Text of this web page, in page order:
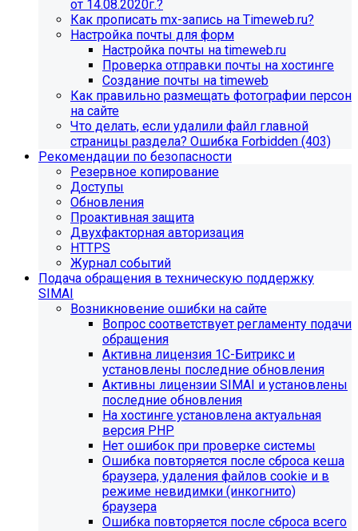
от 14.08.2020г.?
Как прописать mx-запись на Timeweb.ru?
Настройка почты для форм
Настройка почты на timeweb.ru
Проверка отправки почты на хостинге
Создание почты на timeweb
Как правильно размещать фотографии персон
на сайте
Что делать, если удалили файл главной
страницы раздела? Ошибка Forbidden (403)
Рекомендации по безопасности
Резервное копирование
Доступы
Обновления
Проактивная защита
Двухфакторная авторизация
HTTPS
Журнал событий
Подача обращения в техническую поддержку
SIMAI
Возникновение ошибки на сайте
Вопрос соответствует регламенту подачи
обращения
Активна лицензия 1С-Битрикс и
установлены последние обновления
Активны лицензии SIMAI и установлены
последние обновления
На хостинге установлена актуальная
версия PHP
Нет ошибок при проверке системы
Ошибка повторяется после сброса кеша
браузера, удаления файлов cookie и в
режиме невидимки (инкогнито)
браузера
Ошибка повторяется после сброса всего